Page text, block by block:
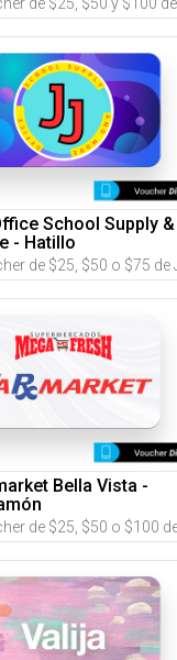
School Supply &
- Hatillo
Bella Vista -